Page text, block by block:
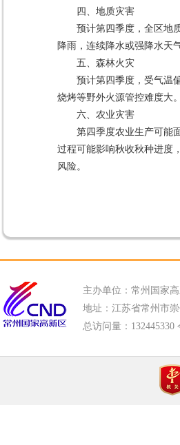
四、地质灾害
预计第四季度，全区地
降雨，连续降水或强降水天
五、森林火灾
预计第四季度，受气温
烧烤等野外火源管控难度大
六、农业灾害
第四季度农业生产可能
过程可能影响秋收秋种进度
风险。
主办单位：常州国家
地址：江苏省常州市
总访问量： 132445330